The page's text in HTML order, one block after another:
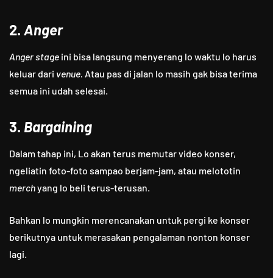
2. Anger
Anger stage ini bisa langsung menyerang lo waktu lo harus
keluar dari venue. Atau pas di jalan lo masih gak bisa terima
semua ini udah selesai.
3. Bargaining
Dalam tahap ini, Lo akan terus memutar video konser,
ngeliatin foto-foto sampao berjam-jam, atau melototin
merchyang lo beli terus-terusan.
Bahkan lo mungkin merencanakan untuk pergi ke konser
berikutnya untuk merasakan pengalaman nonton konser
lagi.